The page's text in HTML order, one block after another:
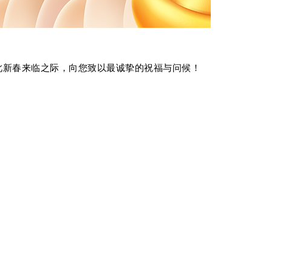
春来临之际，向您致以最诚挚的祝福与问候！